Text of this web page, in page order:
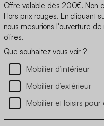
Offre valable dès 200€. Non
Hors prix rouges. En cliquant
nous mesurions l'ouverture
offres.
Que souhaitez vous voir ?
Mobilier d’intérieur
Mobilier d’extérieur
Mobilier et loisirs pour